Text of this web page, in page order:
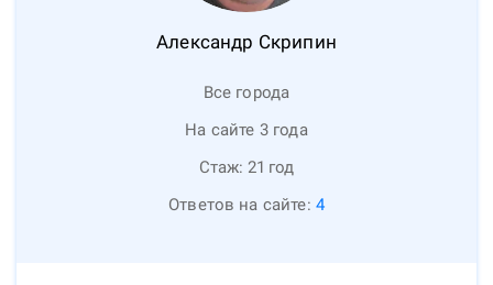
Александр Скрипин
Все города
На сайте 3 года
Стаж: 21 год
Ответов на сайте: 4